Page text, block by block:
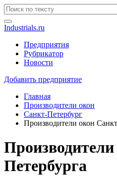
Industrials.ru
Предприятия
Рубрикатор
Новости
Добавить предприятие
Главная
Производители окон
Санкт-Петербург
Производители окон
Петербурга